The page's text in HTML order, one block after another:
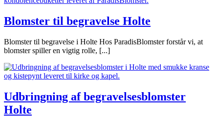
Blomster til begravelse Holte
Blomster til begravelse i Holte Hos ParadisBlomster forstår vi, at
blomster spiller en vigtig rolle, [...]
Udbringning af begravelsesblomster
Holte